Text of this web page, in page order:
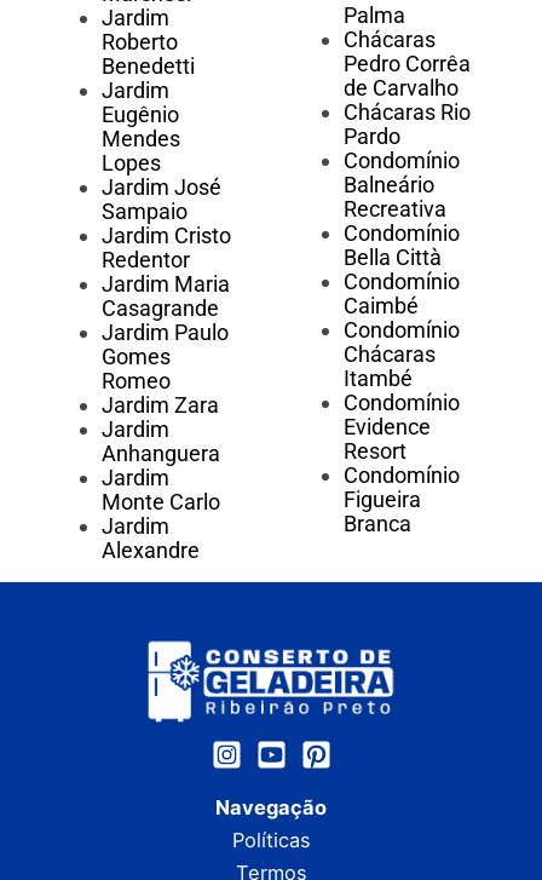
Jardim
Roberto
Benedetti
Jardim
Eugênio
Mendes
Lopes
Jardim José
Sampaio
Jardim Cristo
Redentor
Jardim Maria
Casagrande
Jardim Paulo
Gomes
Romeo
Jardim Zara
Jardim
Anhanguera
Jardim
Monte Carlo
Jardim
Alexandre
Palma
Chácaras
Pedro Corrêa
de Carvalho
Chácaras Rio
Pardo
Condomínio
Balneário
Recreativa
Condomínio
Bella Città
Condomínio
Caimbé
Condomínio
Chácaras
Itambé
Condomínio
Evidence
Resort
Condomínio
Figueira
Branca
Navegação
Políticas
Termos